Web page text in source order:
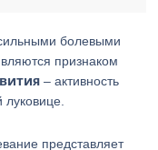
болевыми
признаком
– активность
представляет